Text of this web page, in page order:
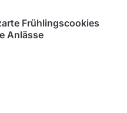
Frühlingscookies
Anlässe